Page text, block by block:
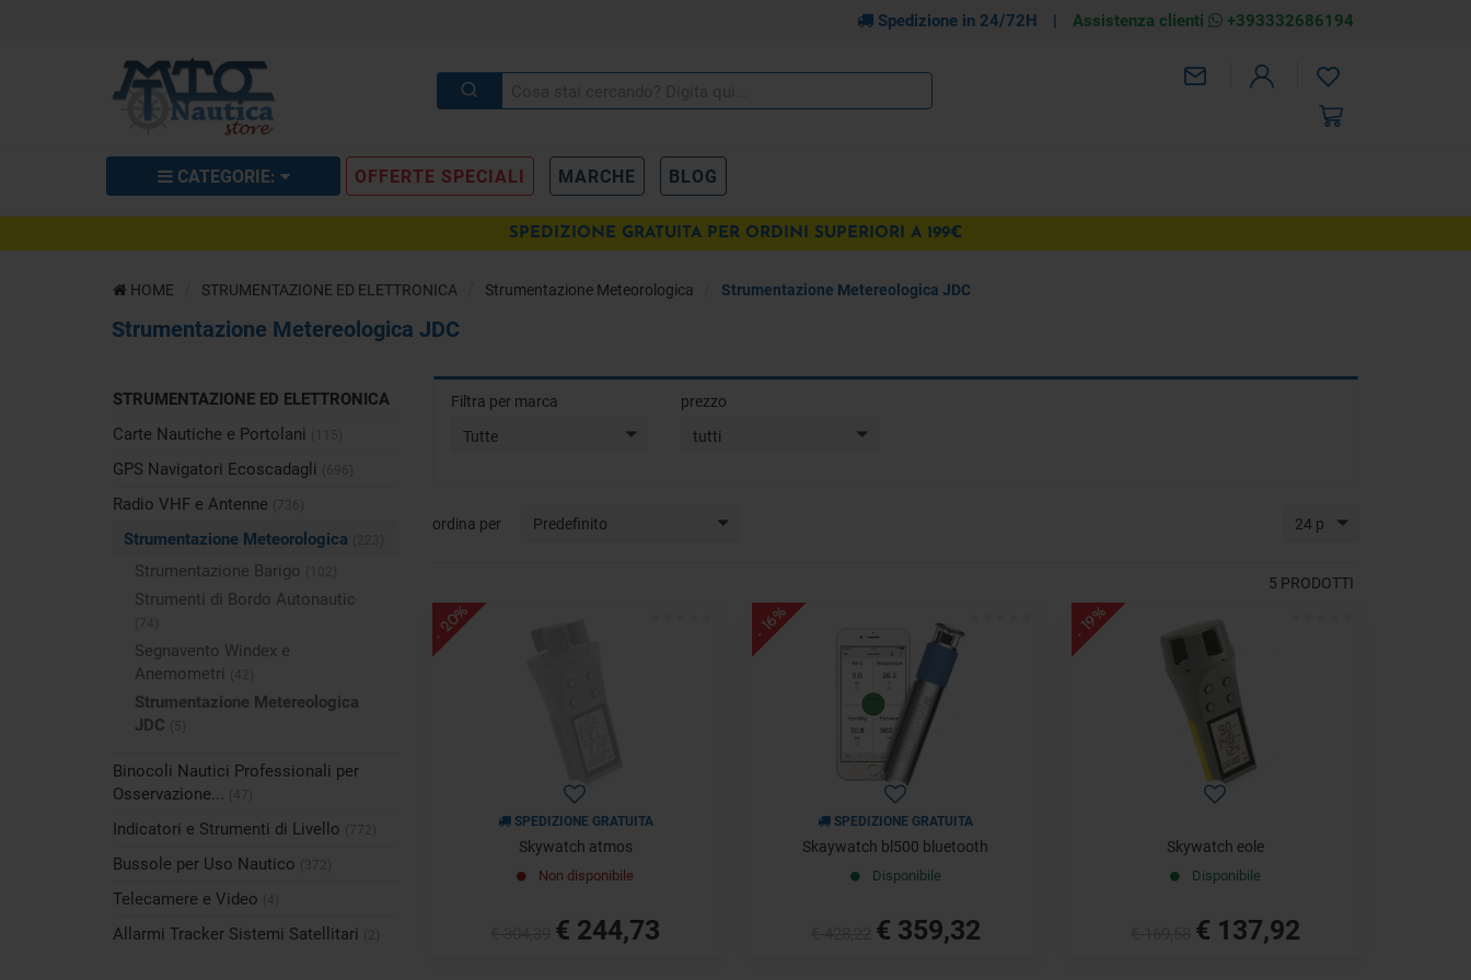
Spedizione in 24/72H | Assistenza clienti +393332686194
CATEGORIE: OFFERTE SPECIALI MARCHE BLOG
SPEDIZIONE GRATUITA PER ORDINI SUPERIORI A 199€
HOME STRUMENTAZIONE ED ELETTRONICA Strumentazione Meteorologica Strumentazione Metereologica JDC
Strumentazione Metereologica JDC
STRUMENTAZIONE ED ELETTRONICA
Carte Nautiche e Portolani
GPS Navigatori Ecoscadagli
Radio VHF e Antenne
Strumentazione Meteorologica
Strumentazione Barigo
Strumenti di Bordo Autonautic
Segnavento Windex e
Anemometri
Strumentazione Metereologica
JDC
Binocoli Nautici Professionali per
Osservazione...
Indicatori e Strumenti di Livello
Bussole per Uso Nautico
Telecamere e Video
Allarmi Tracker Sistemi Satellitari
Filtra per marca
Tutte
prezzo
tutti
ordina per Predefinito 24 p
5 PRODOTTI
- 20%
SPEDIZIONE GRATUITA
Skywatch atmos
Non disponibile
€ 244,73
- 16%
SPEDIZIONE GRATUITA
Skaywatch bl500 bluetooth
Disponibile
€ 359,32
- 19%
Skywatch eole
Disponibile
€ 137,92